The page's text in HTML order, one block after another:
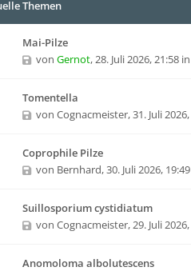
Themen
Mai-Pilze
von Gernot,28. Juli 2026, 21:58 in
Tomentella
von Cognacmeister,31. Juli
Coprophile Pilze
von Bernhard,30. Juli 2026, 19:49
Suillosporium cystidiatum
von Cognacmeister,29. Juli
Anomoloma albolutescens